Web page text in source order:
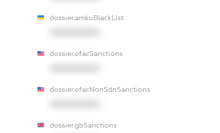
dossier.amkuBlackList
dossier.ofacSanctions
dossier.ofacNonSdnSanctions
dossier.gbSanctions